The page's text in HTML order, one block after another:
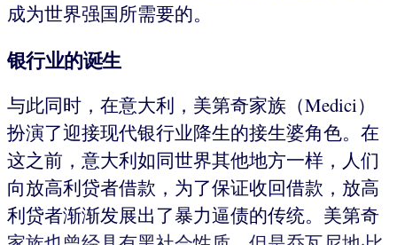
成为世界强国所需要的。
银行业的诞生
与此同时，在意大利，美第奇家族（Medici）
扮演了迎接现代银行业降生的接生婆角色。在
这之前，意大利如同世界其他地方一样，人们
向放高利贷者借款，为了保证收回借款，放高
利贷者渐渐发展出了暴力逼债的传统。美第奇